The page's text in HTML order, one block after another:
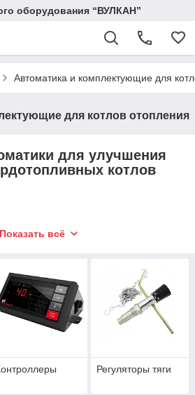
оборудования “ВУЛКАН”
Автоматика и комплектующие для
для котлов отопления
для улучшения
котлов
агрегат для отопления
его владельцу. Автоматика
уровень температуры и
сменяет режимы работы,
условия, включает и
– достаточно только
теплоносителю
и способствуют пожарной
Показать всё
Регуляторы тяги